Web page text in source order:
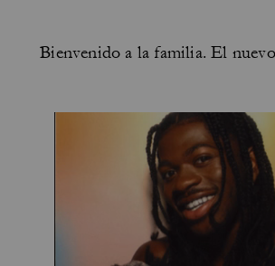
Bienvenido a la familia. El